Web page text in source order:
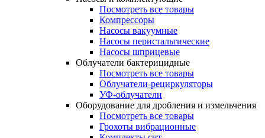
Посмотреть все товары
Компрессоры
Насосы вакуумные
Насосы перистальтические
Насосы шприцевые
Облучатели бактерицидные
Посмотреть все товары
Облучатели-рециркуляторы
УФ-облучатели
Оборудование для дробления и измельчения
Посмотреть все товары
Грохоты вибрационные